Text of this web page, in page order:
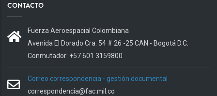
CONTACTO
Fuerza Aeroespacial Colombiana
Avenida El Dorado Cra. 54 # 26 -25 CAN - Bogotá D.C.
Conmutador: +57 601 3159800
Correo correspondencia - gestión documental
correspondencia@fac.mil.co